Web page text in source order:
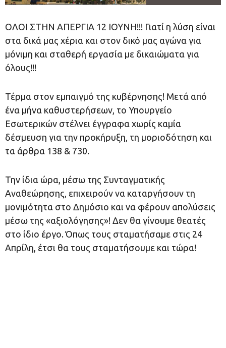
ΟΛΟΙ ΣΤΗΝ ΑΠΕΡΓΙΑ 12 ΙΟΥΝΗ!!! Γιατί η λύση είναι
στα δικά μας χέρια και στον δικό μας αγώνα για
μόνιμη και σταθερή εργασία με δικαιώματα για
όλους!!!
Τέρμα στον εμπαιγμό της κυβέρνησης! Μετά από
ένα μήνα καθυστερήσεων, το Υπουργείο
Εσωτερικών στέλνει έγγραφα χωρίς καμία
δέσμευση για την προκήρυξη, τη μοριοδότηση και
τα άρθρα 138 & 730.
Την ίδια ώρα, μέσω της Συνταγματικής
Αναθεώρησης, επιχειρούν να καταργήσουν τη
μονιμότητα στο Δημόσιο και να φέρουν απολύσεις
μέσω της «αξιολόγησης»! Δεν θα γίνουμε θεατές
στο ίδιο έργο. Όπως τους σταματήσαμε στις 24
Απρίλη, έτσι θα τους σταματήσουμε και τώρα!